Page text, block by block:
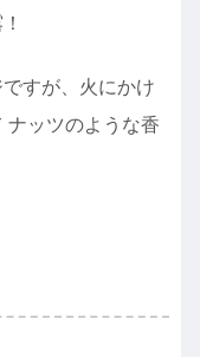
すが、火にかけ
ナッツのような香